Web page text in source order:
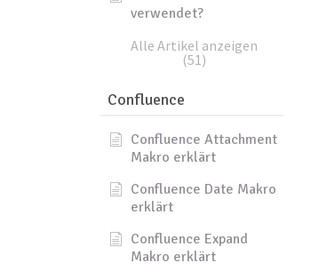
verwendet?
Alle Artikel anzeigen
(51)
Confluence
Confluence Attachment
Makro erklärt
Confluence Date Makro
erklärt
Confluence Expand
Makro erklärt